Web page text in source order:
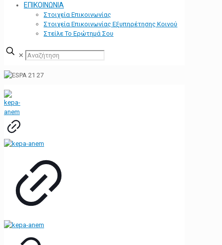
ΕΠΙΚΟΙΝΩΝΙΑ
Στοιχεία Επικοινωνίας
Στοιχεία Επικοινωνίας Εξυπηρέτησης Κοινού
Στείλε Το Ερώτημά Σου
✕